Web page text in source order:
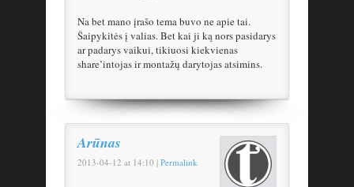
Na bet mano įrašo tema buvo ne apie tai.
Šaipykitės į valias. Bet kai ji ką nors pasidarys
ar padarys vaikui, tikiuosi kiekvienas
share’intojas ir montažų darytojas atsimins.
Arūnas
2013-04-12 at 14:10 | Permalink